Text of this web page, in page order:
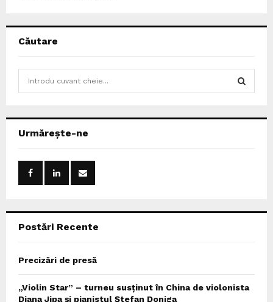
Căutare
h
o
Urmărește-ne
Postări Recente
Precizări de presă
„Violin Star” – turneu susținut în China de violonista
Diana Jipa și pianistul Ștefan Doniga